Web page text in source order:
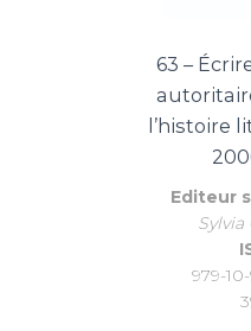
63 –
l’histoire
Editeur
Sylvia
979-